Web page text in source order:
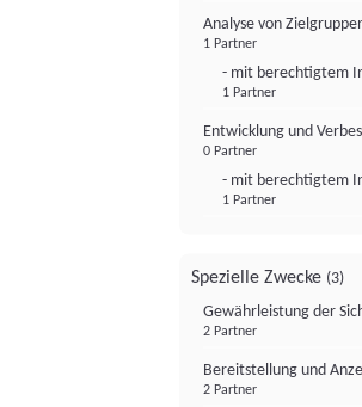
Analyse von
1 Partner
- mit berechtigtem
1 Partner
Entwicklung und
0 Partner
- mit berechtigtem
1 Partner
Spezielle Zwecke (3)
Gewährleistung der
2 Partner
Bereitstellung und
2 Partner